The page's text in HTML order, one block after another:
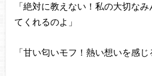
「絶対に教えない！私の大切な
てくれるのよ」
「甘い匂いモフ！熱い想いを感じ